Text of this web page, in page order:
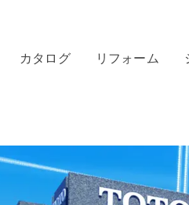
カタログ リフォーム